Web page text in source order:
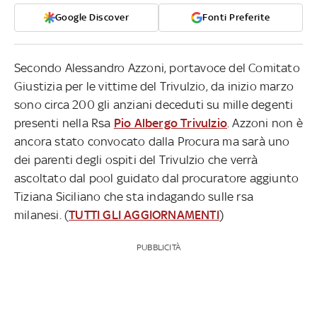
Google Discover Fonti Preferite
Secondo Alessandro Azzoni, portavoce del Comitato
Giustizia per le vittime del Trivulzio, da inizio marzo
sono circa 200 gli anziani deceduti su mille degenti
presenti nella Rsa Pio Albergo Trivulzio . Azzoni non è
ancora stato convocato dalla Procura ma sarà uno
dei parenti degli ospiti del Trivulzio che verrà
ascoltato dal pool guidato dal procuratore aggiunto
Tiziana Siciliano che sta indagando sulle rsa
milanesi. (TUTTI GLI AGGIORNAMENTI)
PUBBLICITÀ